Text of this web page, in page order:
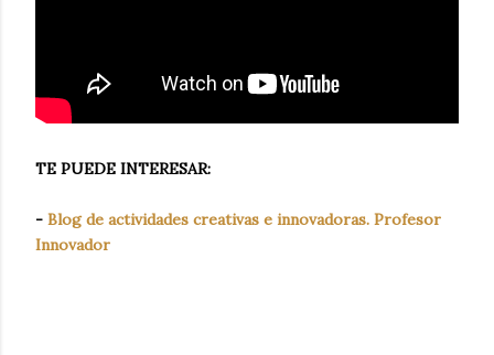
TE PUEDE INTERESAR:
- Blog de actividades creativas e innovadoras. Profesor
Innovador